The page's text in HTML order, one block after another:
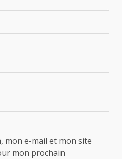
mon e-mail et mon site
mon prochain